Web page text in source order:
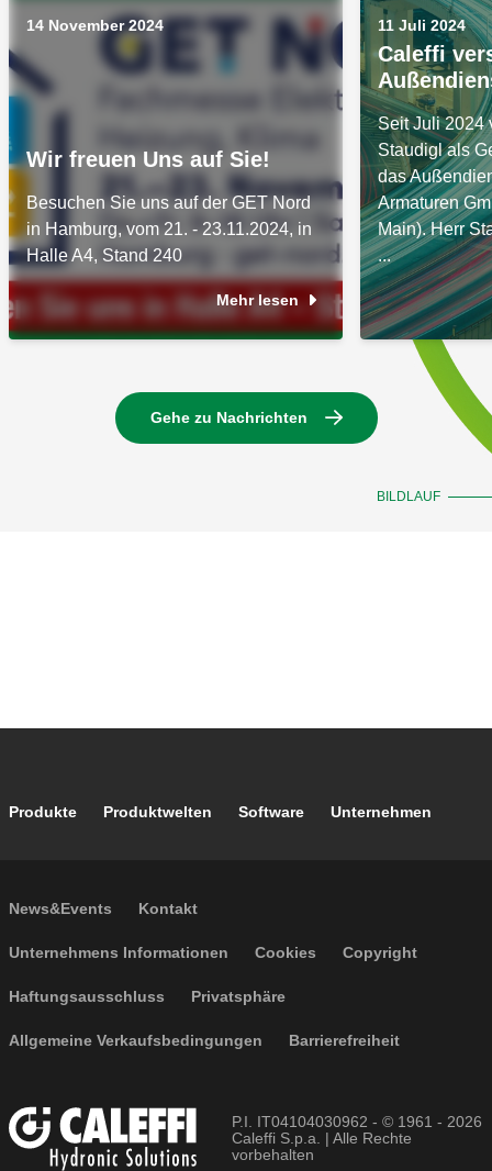
14 November 2024
Wir freuen Uns auf Sie!
Besuchen Sie uns auf der GET Nord
in Hamburg, vom 21. - 23.11.2024, in
Halle A4, Stand 240
Mehr lesen
11 Juli 2024
Caleffi
Seit Juli 2024
Staudigl als
das
Armaturen
Main). Herr
...
BILDLAUF
Gehe zu Nachrichten
Footer main navigation
Produkte Produktwelten Software Unternehmen
Footer secondary navigation
News&Events Kontakt
Footer menu
Unternehmens Informationen Cookies Copyright
Haftungsausschluss Privatsphäre
Allgemeine Verkaufsbedingungen Barrierefreiheit
P.I. IT04104030962 - © 1961 - 2026
Caleffi S.p.a. | Alle Rechte
vorbehalten